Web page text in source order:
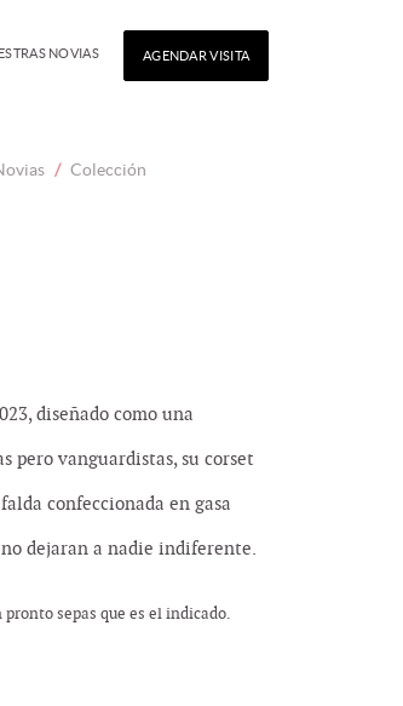
NOVIAS AGENDAR VISITA
/ Colección
diseñado como una
pero vanguardistas, su corset
confeccionada en gasa
dejaran a nadie indiferente.
sepas que es el indicado.